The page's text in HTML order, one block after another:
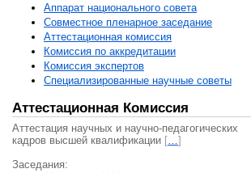
Аппарат национального совета
Совместное пленарное заседание
Аттестационная комисcия
Комиссия по аккредитации
Комиссия экспертов
Специализированные научные советы
Аттестационная Комиссия
Аттестация научных и научно-педагогических
кадров высшей квалификации […]
Заседания: